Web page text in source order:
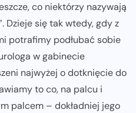
co niektórzy nazywają
Dzieje się tak wtedy, gdy z
potrafimy podłubać sobie
w gabinecie
najwyżej o dotknięcie do
to co, na palcu i
palcem – dokładniej jego